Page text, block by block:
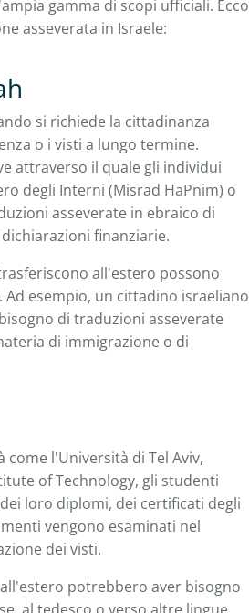
gamma di scopi ufficiali. Ecco
asseverata in Israele:
si richiede la cittadinanza
o i visti a lungo termine.
attraverso il quale gli individui
degli Interni (Misrad HaPnim) o
asseverate in ebraico di
finanziarie.
all'estero possono
esempio, un cittadino israeliano
di traduzioni asseverate
di immigrazione o di
l'Università di Tel Aviv,
of Technology, gli studenti
loro diplomi, dei certificati degli
vengono esaminati nel
dei visti.
potrebbero aver bisogno
al tedesco o verso altre lingue